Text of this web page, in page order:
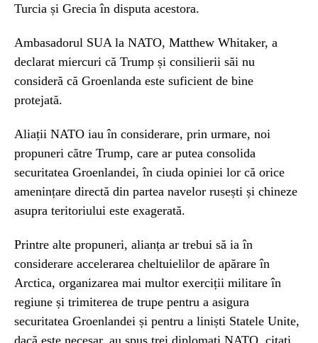
Turcia și Grecia în disputa acestora.
Ambasadorul SUA la NATO, Matthew Whitaker, a
declarat miercuri că Trump și consilierii săi nu
consideră că Groenlanda este suficient de bine
protejată.
Aliații NATO iau în considerare, prin urmare, noi
propuneri către Trump, care ar putea consolida
securitatea Groenlandei, în ciuda opiniei lor că orice
amenințare directă din partea navelor rusești și chineze
asupra teritoriului este exagerată.
Printre alte propuneri, alianța ar trebui să ia în
considerare accelerarea cheltuielilor de apărare în
Arctica, organizarea mai multor exerciții militare în
regiune și trimiterea de trupe pentru a asigura
securitatea Groenlandei și pentru a liniști Statele Unite,
dacă este necesar, au spus trei diplomați NATO, citați